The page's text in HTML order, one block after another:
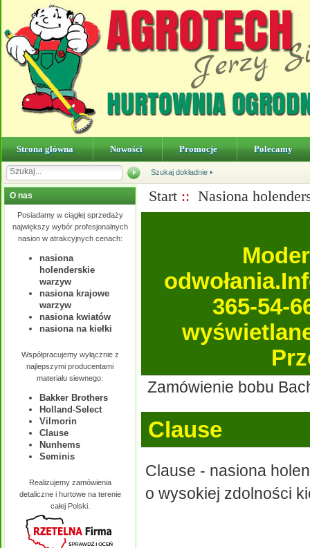
Strona główna Nowości Promocje Polecamy
Szukaj dokładnie
O nas
Posiadamy w ciągłej sprzedaży
największy wybór profesjonalnych
nasion w atrakcyjnych cenach:
nasiona
holenderskie
warzyw
nasiona krajowe
warzyw
nasiona kwiatów
nasiona na kiełki
Współpracujemy wyłącznie z
najlepszymi producentami
materiału siewnego:
Bakker Brothers
Holland-Select
Vilmorin
Clause
Nunhems
Seminis
Realizujemy zamówienia
detaliczne i hurtowe na terenie
całej Polski.
Start:: Nasiona
365-54-
Zamówienie bobu
Clause
Clause - nasiona
o wysokiej zdolności